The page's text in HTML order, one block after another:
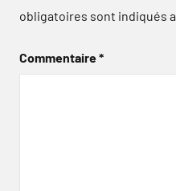
obligatoires sont indiqués
Commentaire*